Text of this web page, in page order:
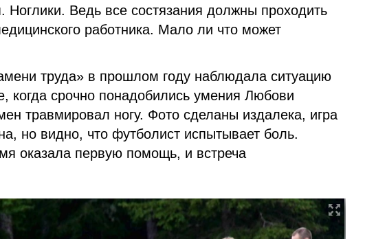
Ноглики. Ведь все состязания должны проходить
работника. Мало ли что может
труда» в прошлом году наблюдала ситуацию
когда срочно понадобились умения Любови
травмировал ногу. Фото сделаны издалека, игра
но видно, что футболист испытывает боль.
оказала первую помощь, и встреча